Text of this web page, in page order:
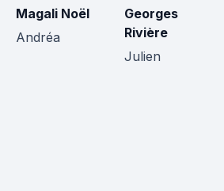
Magali Noël
Andréa
Georges
Rivière
Julien